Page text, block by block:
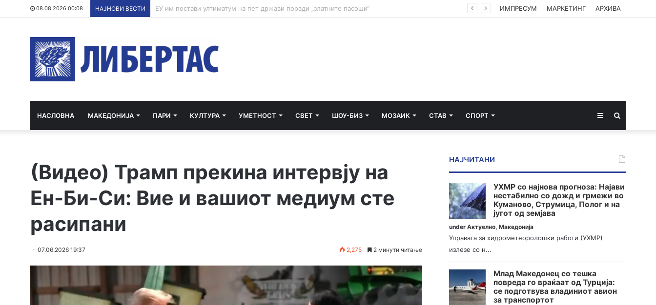
08.08.2026 00:08 НАЈНОВИ ВЕСТИ По речиси 30 години почнува судењето за убиството на Тупак Шакур ИМПРЕСУМ МАРКЕТИНГ АРХИВА
НАСЛОВНА МАКЕДОНИЈА ПАРИ КУЛТУРА УМЕТНОСТ СВЕТ ШОУ-БИЗ МОЗАИК СТАВ СПОРТ Sidebar
(Видео) Трамп прекина интервју на
Ен-Би-Си: Вие и вашиот медиум сте
расипани
07.06.2026 19:37 2,275 2 минути читање
НАЈЧИТАНИ
УХМР со најнова прогноза: Најави
нестабилно со дожд и грмежи во
Куманово, Струмица, Полог и на
југот од земјава
underАктуелно,Македонија
Управата за хидрометеоролошки работи (УХМР)
излезе со н...
Млад Македонец со тешка
повреда го враќаат од Турција:
се подготвува владиниот авион
за транспортот